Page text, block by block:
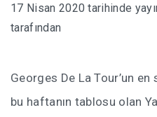
17 Nisan 2020 tarihinde
tarafından
Georges De La Tour’un
bu haftanın tablosu olan